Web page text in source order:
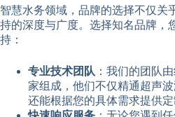
智慧水务领域，品牌的选择不仅关
持的深度与广度。选择知名品牌，
持：
专业技术团队 ：我们的团队
家组成，他们不仅精通超声
还能根据您的具体需求提供定